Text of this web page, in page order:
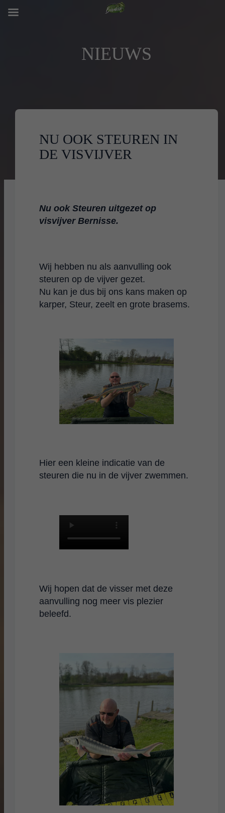
NIEUWS
NU OOK STEUREN IN
DE VISVIJVER
Nu ook Steuren uitgezet op
visvijver Bernisse.
Wij hebben nu als aanvulling ook
steuren op de vijver gezet.
Nu kan je dus bij ons kans maken op
karper, Steur, zeelt en grote brasems.
Hier een kleine indicatie van de
steuren die nu in de vijver zwemmen.
Wij hopen dat de visser met deze
aanvulling nog meer vis plezier
beleefd.